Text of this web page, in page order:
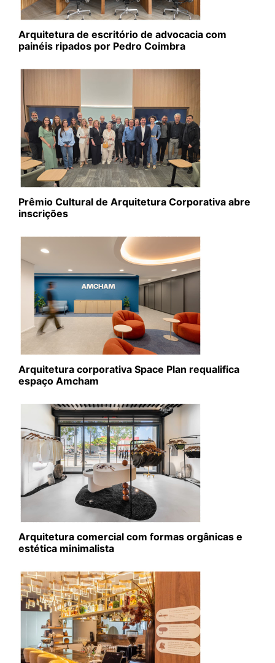
Arquitetura de escritório de advocacia com
painéis ripados por Pedro Coimbra
Prêmio Cultural de Arquitetura Corporativa abre
inscrições
Arquitetura corporativa Space Plan requalifica
espaço Amcham
Arquitetura comercial com formas orgânicas e
estética minimalista